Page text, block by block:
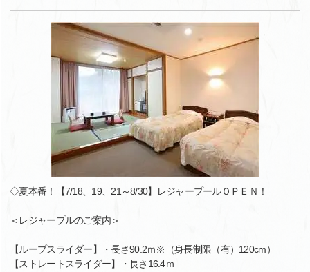
◇夏本番！【7/18、19、21～8/30】レジャープールＯＰＥＮ！
＜レジャープルのご案内＞
【ループスライダー】・長さ90.2ｍ※（身長制限（有）120cm）
【ストレートスライダー】・長さ16.4ｍ